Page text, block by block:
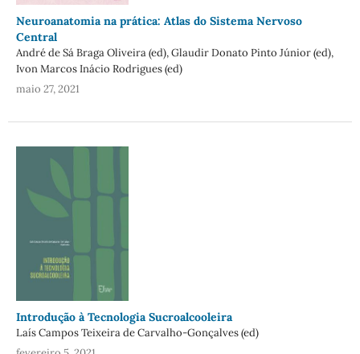
Neuroanatomia na prática: Atlas do Sistema Nervoso
Central
André de Sá Braga Oliveira (ed), Glaudir Donato Pinto Júnior (ed),
Ivon Marcos Inácio Rodrigues (ed)
maio 27, 2021
Introdução à Tecnologia Sucroalcooleira
Laís Campos Teixeira de Carvalho-Gonçalves (ed)